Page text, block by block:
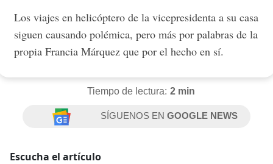
Los viajes en helicóptero de la vicepresidenta a su casa
siguen causando polémica, pero más por palabras de la
propia Francia Márquez que por el hecho en sí.
Tiempo de lectura: 2 min
SÍGUENOS ENGOOGLE NEWS
Escucha el artículo